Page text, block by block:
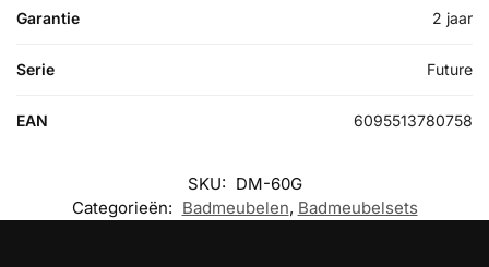
Garantie 2 jaar
Serie Future
EAN 6095513780758
SKU: DM-60G
Categorieën: Badmeubelen, Badmeubelsets